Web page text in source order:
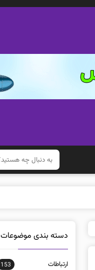
دسته بندی موضوعات
ارتباطات 153